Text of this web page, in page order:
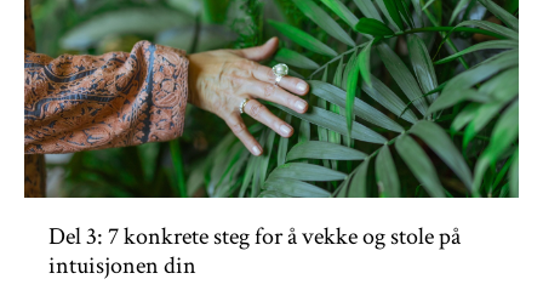
Del 3: 7 konkrete steg for å vekke og stole på
intuisjonen din